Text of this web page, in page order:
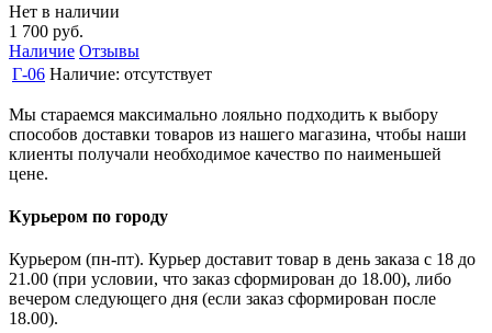
Нет в наличии
1 700 руб.
Наличие Отзывы
Г-06 Наличие: отсутствует
Мы стараемся максимально лояльно подходить к выбору
способов доставки товаров из нашего магазина, чтобы наши
клиенты получали необходимое качество по наименьшей
цене.
Курьером по городу
Курьером (пн-пт). Курьер доставит товар в день заказа с 18 до
21.00 (при условии, что заказ сформирован до 18.00), либо
вечером следующего дня (если заказ сформирован после
18.00).